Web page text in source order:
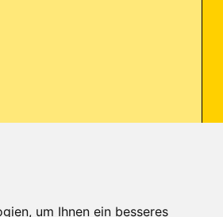
um Ihnen ein besseres